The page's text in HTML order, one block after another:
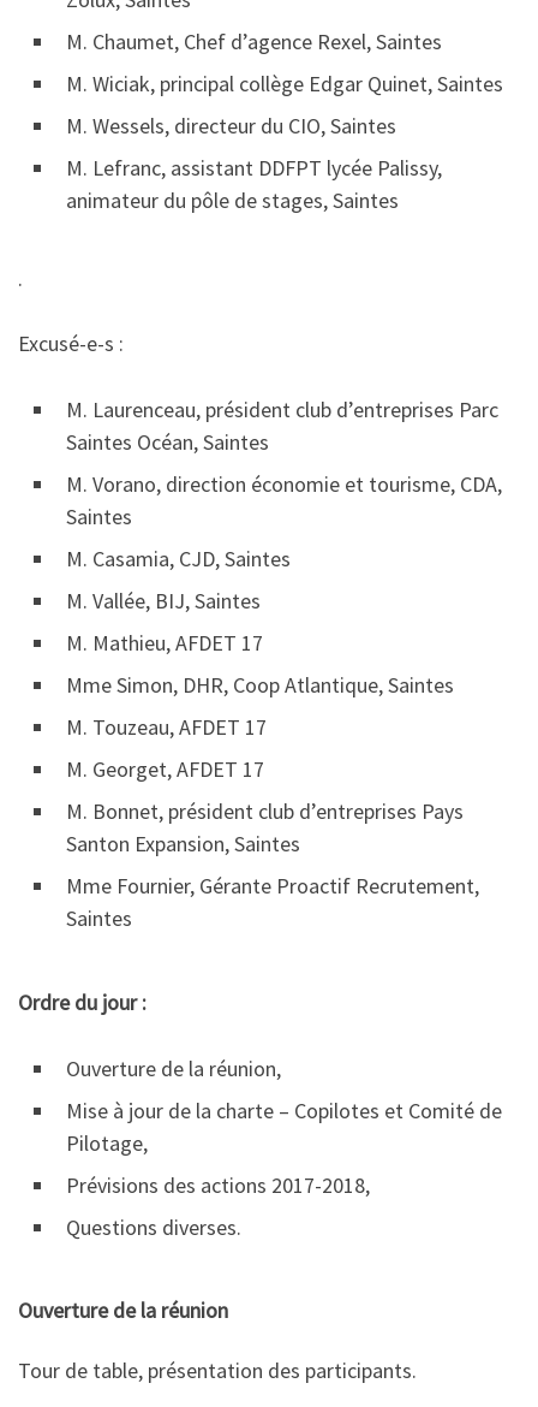
M. Chaumet, Chef d’agence Rexel, Saintes
M. Wiciak, principal collège Edgar Quinet, Saintes
M. Wessels, directeur du CIO, Saintes
M. Lefranc, assistant DDFPT lycée Palissy,
animateur du pôle de stages, Saintes
·
Excusé-e-s :
M. Laurenceau, président club d’entreprises Parc
Saintes Océan, Saintes
M. Vorano, direction économie et tourisme, CDA,
Saintes
M. Casamia, CJD, Saintes
M. Vallée, BIJ, Saintes
M. Mathieu, AFDET 17
Mme Simon, DHR, Coop Atlantique, Saintes
M. Touzeau, AFDET 17
M. Georget, AFDET 17
M. Bonnet, président club d’entreprises Pays
Santon Expansion, Saintes
Mme Fournier, Gérante Proactif Recrutement,
Saintes
Ordre du jour :
Ouverture de la réunion,
Mise à jour de la charte – Copilotes et Comité de
Pilotage,
Prévisions des actions 2017-2018,
Questions diverses.
Ouverture de la réunion
Tour de table, présentation des participants.